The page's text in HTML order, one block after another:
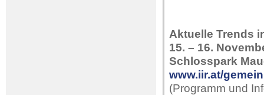
Aktuelle Trends
15. – 16.
Schlosspark
www.iir.at/
(Programm und